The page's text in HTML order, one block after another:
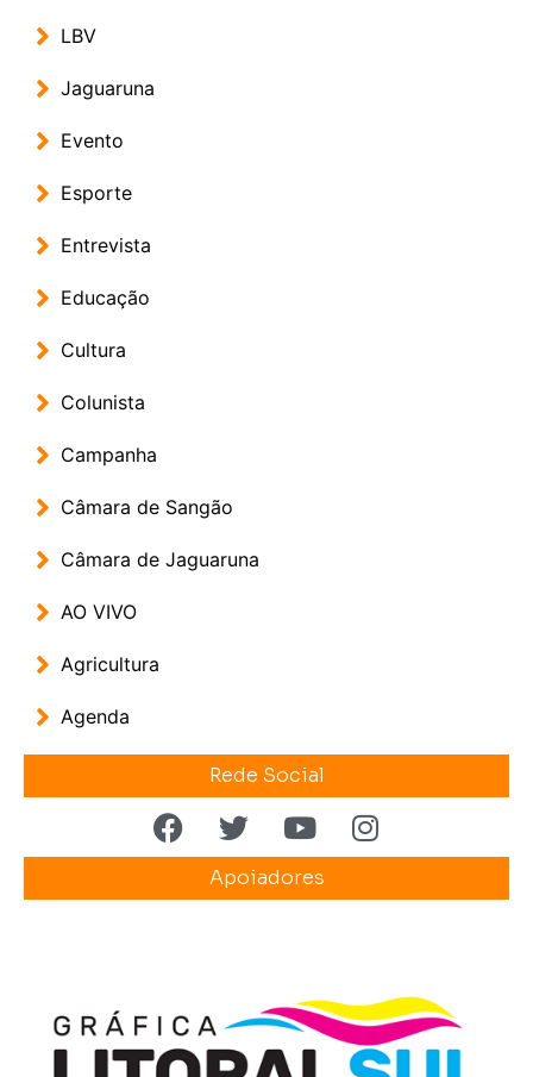
LBV
Jaguaruna
Evento
Esporte
Entrevista
Educação
Cultura
Colunista
Campanha
Câmara de Sangão
Câmara de Jaguaruna
AO VIVO
Agricultura
Agenda
Rede Social
Apoiadores